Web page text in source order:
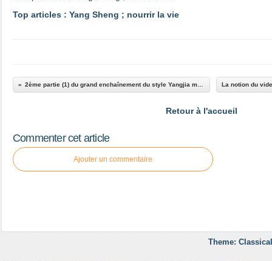
Top articles : Yang Sheng ; nourrir la vie
Retour à l'accueil
Commenter cet article
Ajouter un commentaire
Theme: